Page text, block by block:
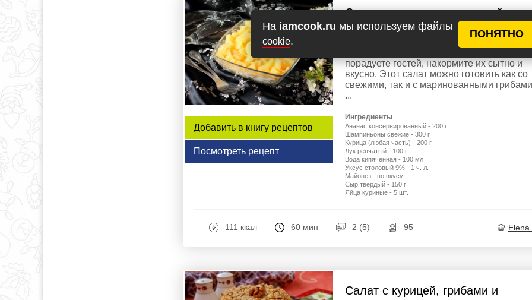
На iamcook.ru мы используем файлы
cookie.
ПОНЯТНО
Добавить в книгу рецептов
Посмотреть рецепт
Салат с ананасами, курицей и
грибами
порадуете гостей, накормите их сытно и
вкусно. Этот салат можно готовить как со
свежими, так и с маринованными
...
Ингредиенты
Ананас консервированный - 200 г
Шампиньоны свежие - 300 г
Курица (любая часть) - 200 г
Лук репчатый - 100 г
Вода кипяченная - 100 мл
Уксус столовый 9% - 1 ч. л.
Майонез - по вкусу
Сыр твёрдый - 150 г
Яйца куриные - 5 шт.
111 ккал 60 мин 2 (5) 95 Elena
Салат с курицей, грибами и